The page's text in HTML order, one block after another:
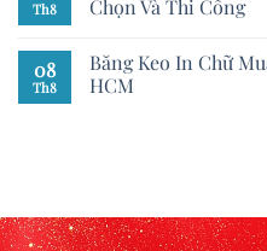
Th8
Chọn Và Thi Công
08
Th8
Băng Keo In Chữ
HCM